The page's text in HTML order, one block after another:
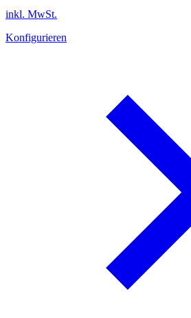
inkl. MwSt.
Konfigurieren